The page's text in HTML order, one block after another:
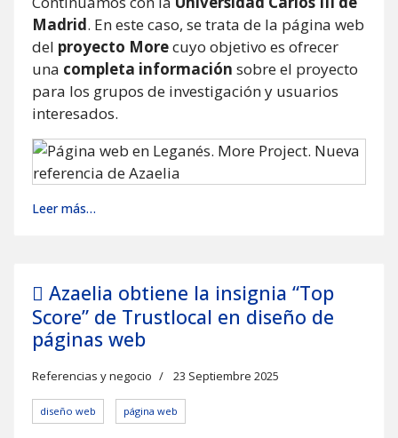
Madrid. En este caso, se trata de la página web
del proyecto Morecuyo objetivo es ofrecer
una completa información sobre el proyecto
para los grupos de investigación y usuarios
interesados.
Leer más…
Azaelia obtiene la insignia “Top
Score” de Trustlocal en diseño de
páginas web
Referencias y negocio 23 Septiembre 2025
diseño web página web